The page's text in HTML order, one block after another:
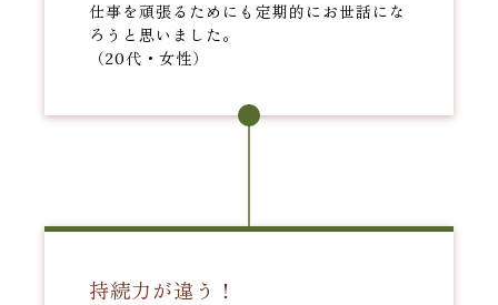
仕事を頑張るためにも定期的にお世話にな
ろうと思いました。
（20代・女性）
持続力が違う！